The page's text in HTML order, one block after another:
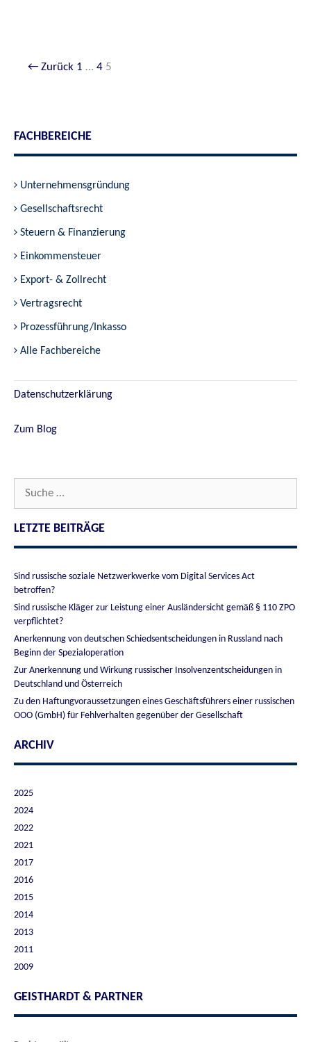
ARTIKEL-
← Zurück 1 … 4 5
FACHBEREICHE
Unternehmensgründung
Gesellschaftsrecht
Steuern & Finanzierung
Einkommensteuer
Export- & Zollrecht
Vertragsrecht
Prozessführung/Inkasso
Alle Fachbereiche
Datenschutzerklärung
Zum Blog
nach:
LETZTE BEITRÄGE
Sind russische soziale Netzwerkwerke vom Digital Services Act
betroffen?
Sind russische Kläger zur Leistung einer Ausländersicht gemäß § 110 ZPO
verpflichtet?
Anerkennung von deutschen Schiedsentscheidungen in Russland nach
Beginn der Spezialoperation
Zur Anerkennung und Wirkung russischer Insolvenzentscheidungen in
Deutschland und Österreich
Zu den Haftungvoraussetzungen eines Geschäftsführers einer russischen
OOO (GmbH) für Fehlverhalten gegenüber der Gesellschaft
ARCHIV
2025
2024
2022
2021
2017
2016
2015
2014
2013
2011
2009
GEISTHARDT & PARTNER